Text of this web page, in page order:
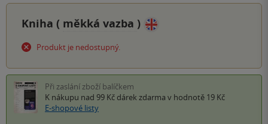
Kniha ( měkká vazba )
Produkt je nedostupný.
Při zaslání zboží balíčkem
K nákupu nad 99 Kč dárek zdarma v hodnotě 19 Kč
E-shopové listy